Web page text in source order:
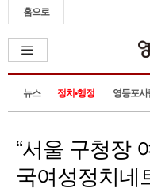
홈으로
뉴스 정치•행정 영등포사
“서울 구청장
국여성정치네